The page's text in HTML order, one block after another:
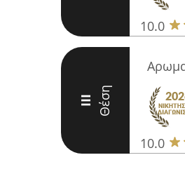
10.0
III Θέση
10.0